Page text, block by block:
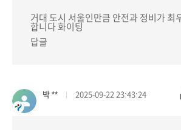
거대 도시 서울인만큼 안전과 정비가 최
합니다 화이팅
답글
박 ** 2025-09-22 23:43:24